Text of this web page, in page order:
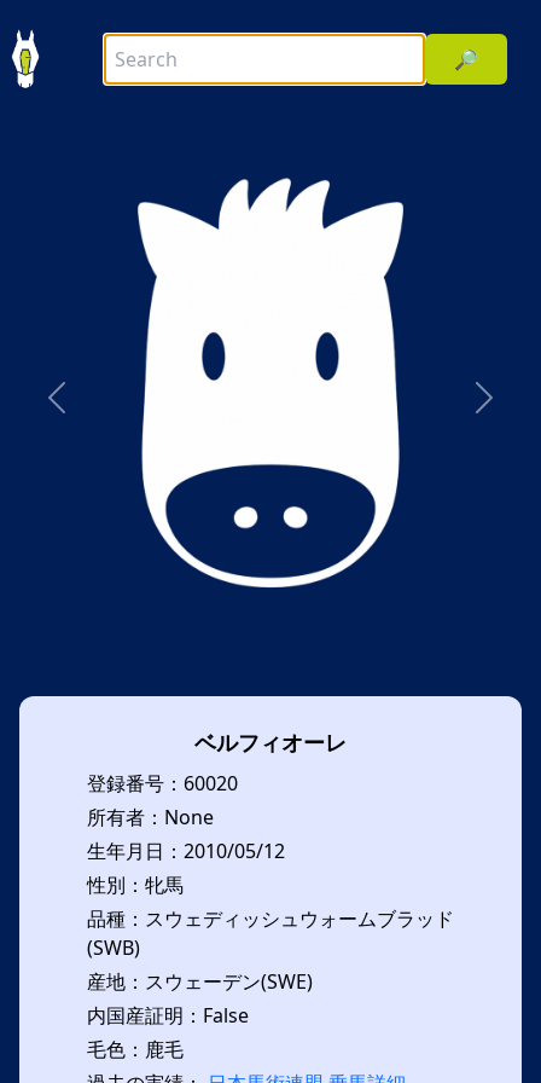
🔎
前へ 次へ
ベルフィオーレ
登録番号：60020
所有者：None
生年月日：2010/05/12
性別：牝馬
品種：スウェディッシュウォームブラッド
(SWB)
産地：スウェーデン(SWE)
内国産証明：False
毛色：鹿毛